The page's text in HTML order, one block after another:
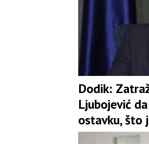
Dodik:
Ljubojević
ostavku, što
prihvatila